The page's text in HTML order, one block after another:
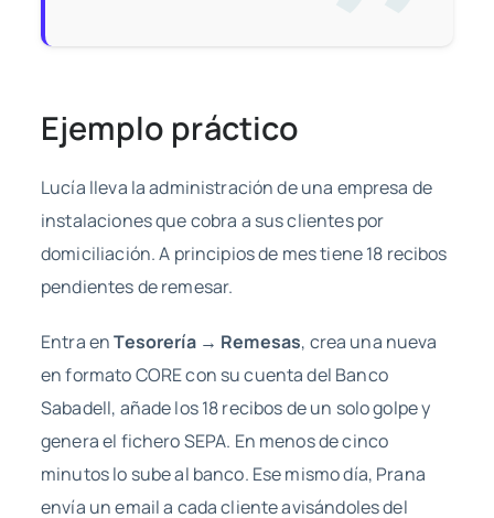
Ejemplo práctico
Lucía lleva la administración de una empresa de
instalaciones que cobra a sus clientes por
domiciliación. A principios de mes tiene 18 recibos
pendientes de remesar.
Entra enTesorería → Remesas, crea una nueva
en formato CORE con su cuenta del Banco
Sabadell, añade los 18 recibos de un solo golpe y
genera el fichero SEPA. En menos de cinco
minutos lo sube al banco. Ese mismo día, Prana
envía un email a cada cliente avisándoles del